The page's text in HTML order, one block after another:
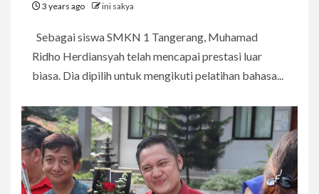
3 years ago ini sakya
Sebagai siswa SMKN 1 Tangerang, Muhamad
Ridho Herdiansyah telah mencapai prestasi luar
biasa. Dia dipilih untuk mengikuti pelatihan bahasa...